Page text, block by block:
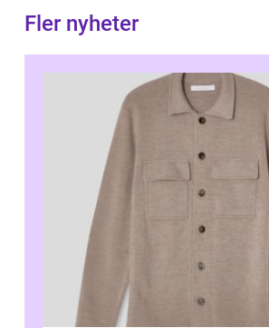
Fler nyheter